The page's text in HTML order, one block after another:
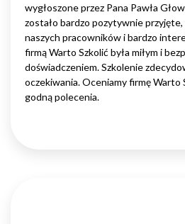
wygłoszone przez Pana Pawła
zostało bardzo pozytywnie
naszych pracowników i bardzo
firmą Warto Szkolić była miłym i
doświadczeniem. Szkolenie
oczekiwania. Oceniamy firmę Warto
godną polecenia.